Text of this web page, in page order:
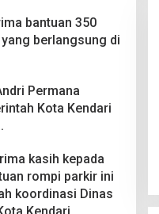
bantuan 350
berlangsung di
Permana
Kota Kendari
kasih kepada
rompi parkir ini
koordinasi Dinas
Berakhir
Ditikam